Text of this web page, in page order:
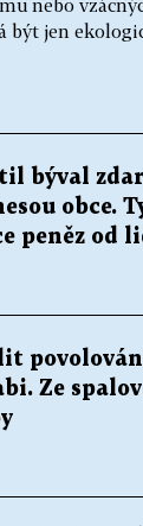
nebo
být jen
býval
obce.
peněz od
Ze